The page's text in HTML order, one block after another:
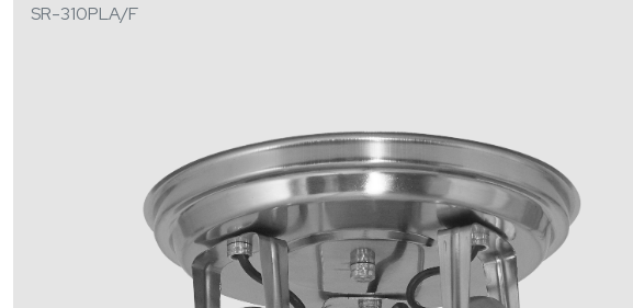
SR-310PLA/F